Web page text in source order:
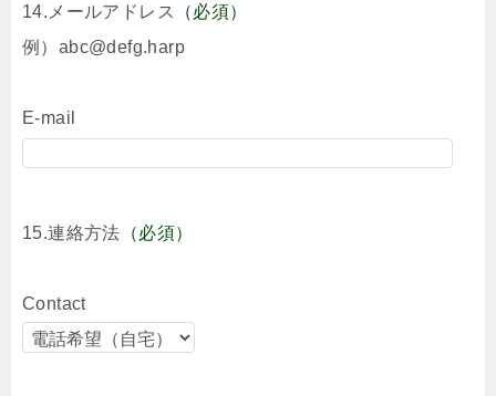
14.メールアドレス
（必須）
例）abc@defg.harp
E-mail
15.連絡方法 （必須）
Contact